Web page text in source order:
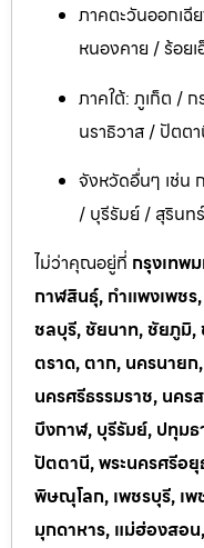
ภาคตะวันออกเฉี
หนองคาย / ร้อย
ภาคใต้: ภูเก็ต /
นราธิวาส / ปัตต
จังหวัดอื่นๆ เช่น
/ บุรีรัมย์ / สุรินท
ไม่ว่าคุณอยู่ที่ กรุงเทพ
กาฬสินธุ์, กำแพงเพชร
ชลบุรี, ชัยนาท, ชัยภูมิ,
ตราด, ตาก, นครนาย
นครศรีธรรมราช, นคร
บึงกาฬ, บุรีรัมย์, ปทุมธ
ปัตตานี, พระนครศรีอ
พิษณุโลก, เพชรบุรี, เ
มุกดาหาร, แม่ฮ่องสอน